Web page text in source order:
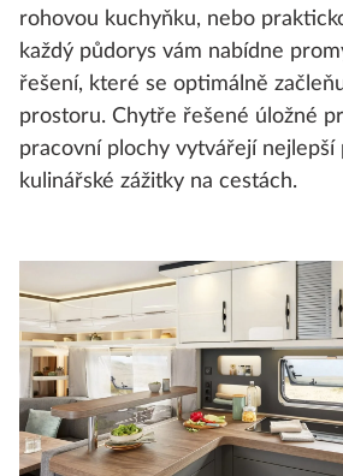
rohovou kuchyňku, nebo
každý půdorys vám nabídne
řešení, které se optimálně
prostoru. Chytře řešené úložné
pracovní plochy vytvářejí nejlepší
kulinářské zážitky na cestách.